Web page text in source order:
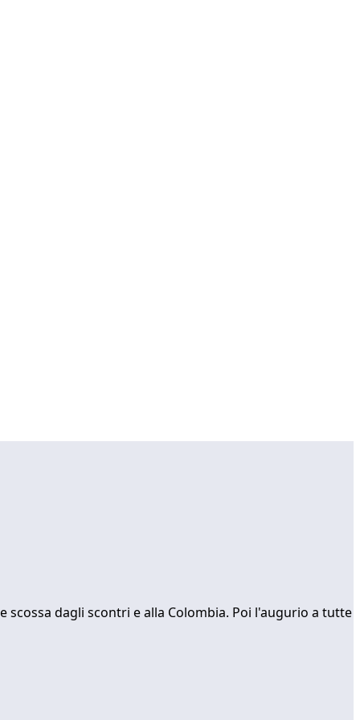
dagli scontri e alla Colombia. Poi l'augurio a tutte